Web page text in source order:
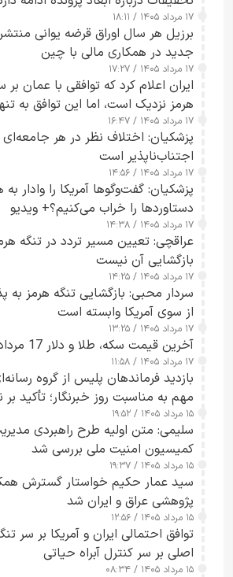
۱۷ مرداد ۱۴۰۵ / ۱۸:۱۱
برزیل هر سال اوراق قرضه یوانی
جدید در همکاری مالی با چین
۱۷ مرداد ۱۴۰۵ / ۱۷:۲۷
ایران اعلام کرد که توافقی با عمان بر
هرمز نزدیک است، اما این توافق به
آبراه را آزاد کند
۱۷ مرداد ۱۴۰۵ / ۱۶:۴۷
پزشکیان: اختلاف نظر در هر
اجتناب‌ناپذیر است
۱۷ مرداد ۱۴۰۵ / ۱۴:۵۶
پزشکیان: گفت‌وگوها آمریکا را وادار به
دستاوردها را خراب می‌کنیم؟+ ویدیو
۱۷ مرداد ۱۴۰۵ / ۱۴:۳۸
عراقچی: تعیین مسیر تردد در تنگه
بازگشایی آن نیست
۱۷ مرداد ۱۴۰۵ / ۱۴:۲۵
سردار محبی: بازگشایی تنگه هرمز به
از سوی آمریکا وابسته است
۱۷ مرداد ۱۴۰۵ / ۱۳:۲۵
آخرین قیمت سکه، طلا و دلار 17 مرداد1405
۱۷ مرداد ۱۴۰۵ / ۱۱:۵۸
بازدید فرماندهان پلیس از گروه
مهم به مناسبت روز خبرنگار؛ تأکید
تقویت امنیت و اعتماد عمومی
۱۵ مرداد ۱۴۰۵ / ۱۹:۵۲
سلیمی: متن اولیه طرح راهبردی
کمیسیون امنیت ملی بررسی شد
۱۵ مرداد ۱۴۰۵ / ۱۹:۳۷
سید عمار حکیم خواستار گسترش
پژوهشی عراق و ایران شد
۱۵ مرداد ۱۴۰۵ / ۱۲:۵۶
توافق احتمالی ایران و آمریکا بر سر
اصلی بر سر کنترل آبراه حیاتی
۱۵ مرداد ۱۴۰۵ / ۰۸:۳۴